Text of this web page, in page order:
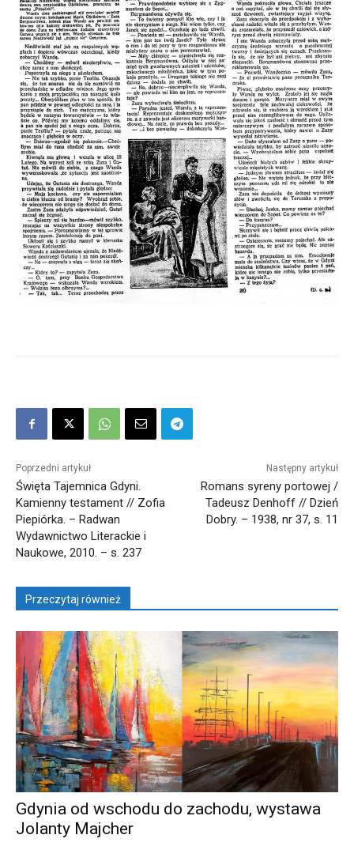
Poprzedni artykuł
Święta Tajemnica Gdyni.
Kamienny testament // Zofia
Piepiórka. – Radwan
Wydawnictwo Literackie i
Naukowe, 2010. – s. 237
Następny artykuł
Romans syreny portowej /
Tadeusz Denhoff // Dzień
Dobry. – 1938, nr 37, s. 11
Przeczytaj również
Gdynia od wschodu do zachodu, wystawa
Jolanty Majcher